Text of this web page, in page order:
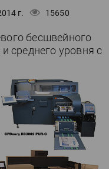
г. 15650
бесшвейного
среднего уровня с